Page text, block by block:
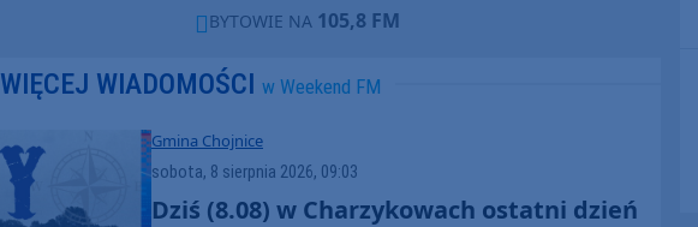
BYTOWIE NA 105,8 FM
WIĘCEJ WIADOMOŚCI w Weekend FM
Gmina Chojnice
sobota, 8 sierpnia 2026, 09:03
Dziś (8.08) w Charzykowach ostatni dzień